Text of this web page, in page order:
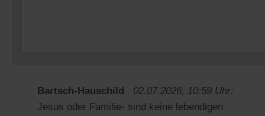
Bartsch-Hauschild
02.07.2026, 10:59 Uhr:
Jesus oder Familie- sind keine lebendigen